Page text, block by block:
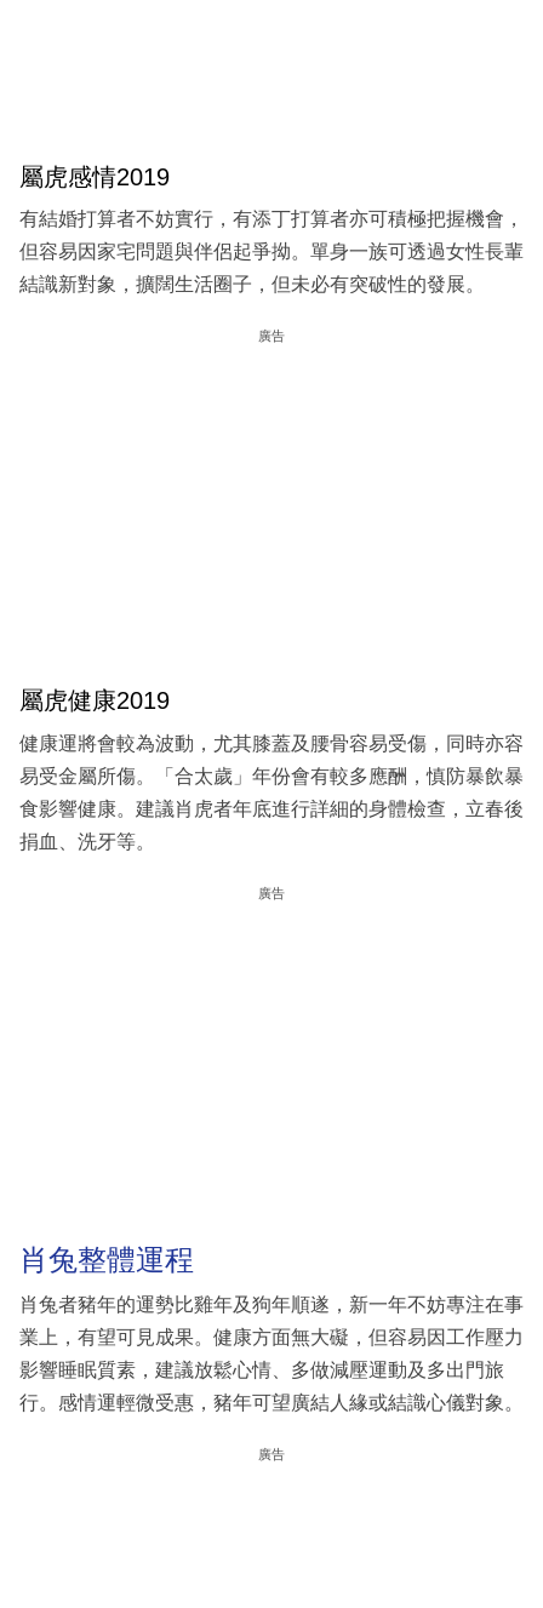
屬虎感情2019
有結婚打算者不妨實行，有添丁打算者亦可積極把握機會，
但容易因家宅問題與伴侶起爭拗。單身一族可透過女性長輩
結識新對象，擴闊生活圈子，但未必有突破性的發展。
廣告
屬虎健康2019
健康運將會較為波動，尤其膝蓋及腰骨容易受傷，同時亦容
易受金屬所傷。「合太歲」年份會有較多應酬，慎防暴飲暴
食影響健康。建議肖虎者年底進行詳細的身體檢查，立春後
捐血、洗牙等。
廣告
肖兔整體運程
肖兔者豬年的運勢比雞年及狗年順遂，新一年不妨專注在事
業上，有望可見成果。健康方面無大礙，但容易因工作壓力
影響睡眠質素，建議放鬆心情、多做減壓運動及多出門旅
行。感情運輕微受惠，豬年可望廣結人緣或結識心儀對象。
廣告